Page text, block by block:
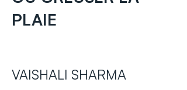
PLAIE
VAISHALI SHARMA